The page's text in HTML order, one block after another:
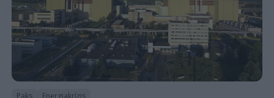
Paks Energiakrízis